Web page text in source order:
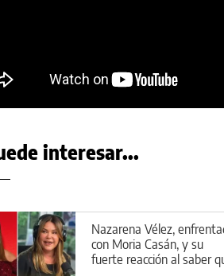
interesar...
Nazarena Vélez,
con Moria Casán, y su
fuerte reacción al saber